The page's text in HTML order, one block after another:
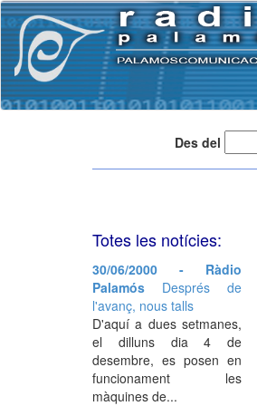
Des del
Totes les notícies:
30/06/2000 - Ràdio
Palamós Després de
l'avanç, nous talls
D'aquí a dues setmanes,
el dilluns dia 4 de
desembre, es posen en
funcionament les
màquines de...